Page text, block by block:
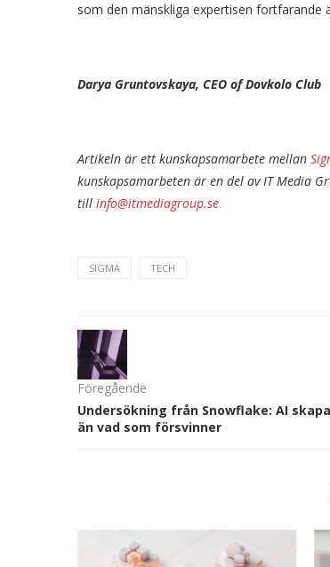
som den mänskliga expertisen
Darya Gruntovskaya, CEO of Dovkolo Club
Artikeln är ett kunskapsamarbete mellan
kunskapsamarbeten är en del av IT Media
till info@itmediagroup.se
SIGMA TECH
Föregående
Undersökning från Snowflake: AI
än vad som försvinner